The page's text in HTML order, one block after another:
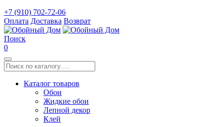
+7 (910) 702-72-06
Оплата Доставка Возврат
Поиск
0
Каталог товаров
Обои
Жидкие обои
Лепной декор
Клей